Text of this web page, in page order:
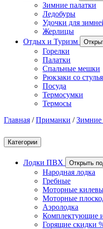
Зимние палатки
Ледобуры
Удочки для
Жерлицы
Отдых и Туризм
Горелки
Палатки
Спальные мешки
Рюкзаки со
Посуда
Термосумки
Термосы
Главная /Приманки /Зимние
Категории
Лодки ПВХ Открыть
Народная лодка
Гребные
Моторные
Моторные
Аэролодка
Комплектующие
Горящие скидки